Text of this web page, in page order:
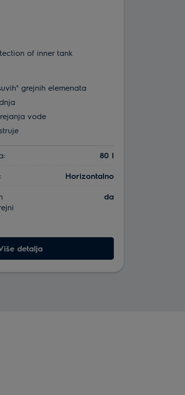
of inner tank
grejnih elemenata
vode
80 l
Horizontalno
da
detalja